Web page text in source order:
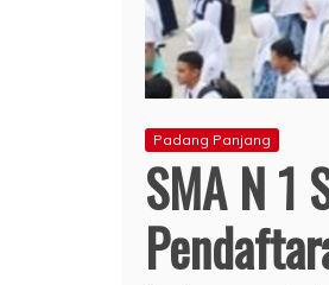
Padang Panjang
SMA N 1